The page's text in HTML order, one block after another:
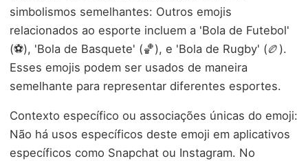
simbolismos semelhantes: Outros emojis
relacionados ao esporte incluem a 'Bola de Futebol'
(⚽), 'Bola de Basquete' (🏀), e 'Bola de Rugby' (🏉).
Esses emojis podem ser usados de maneira
semelhante para representar diferentes esportes.
Contexto específico ou associações únicas do emoji:
Não há usos específicos deste emoji em aplicativos
específicos como Snapchat ou Instagram. No